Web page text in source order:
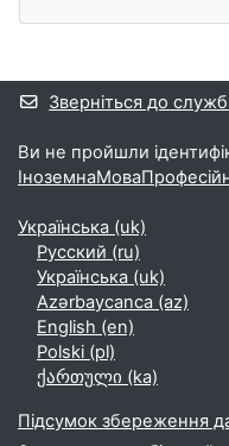
Додаткові блоки
Зверніться до
Ви не пройшли
Українська ‎(uk)‎
Русский ‎(ru)‎
Українська ‎(uk)‎
Azərbaycanca ‎(az)‎
English ‎(en)‎
Polski ‎(pl)‎
ქართული ‎(ka)‎
Підсумок збереження